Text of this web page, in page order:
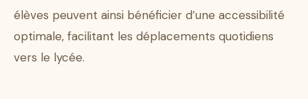
élèves peuvent ainsi bénéficier d’une accessibilité
optimale, facilitant les déplacements quotidiens
vers le lycée.